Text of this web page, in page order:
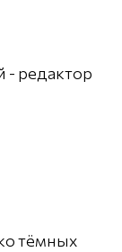
- редактор
тёмных